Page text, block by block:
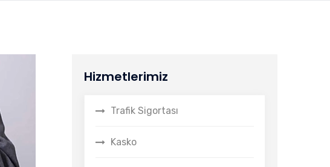
Hizmetlerimiz
Trafik Sigortası
Kasko